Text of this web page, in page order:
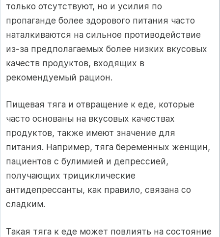
только отсутствуют, но и усилия по
пропаганде более здорового питания часто
наталкиваются на сильное противодействие
из-за предполагаемых более низких вкусовых
качеств продуктов, входящих в
рекомендуемый рацион.
Пищевая тяга и отвращение к еде, которые
часто основаны на вкусовых качествах
продуктов, также имеют значение для
питания. Например, тяга беременных женщин,
пациентов с булимией и депрессией,
получающих трициклические
антидепрессанты, как правило, связана со
сладким.
Такая тяга к еде может повлиять на состояние